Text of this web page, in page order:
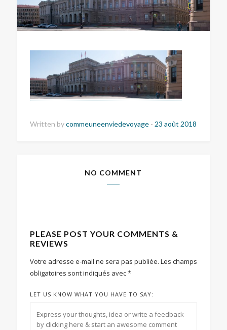
Written bycommeuneenviedevoyage - 23 août 2018
NO COMMENT
PLEASE POST YOUR COMMENTS &
REVIEWS
Votre adresse e-mail ne sera pas publiée. Les champs
obligatoires sont indiqués avec*
LET US KNOW WHAT YOU HAVE TO SAY: